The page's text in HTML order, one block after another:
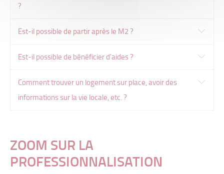
?
Est-il possible de partir après le M2 ?
Est-il possible de bénéficier d'aides ?
Comment trouver un logement sur place, avoir des
informations sur la vie locale, etc. ?
ZOOM SUR LA
PROFESSIONNALISATION